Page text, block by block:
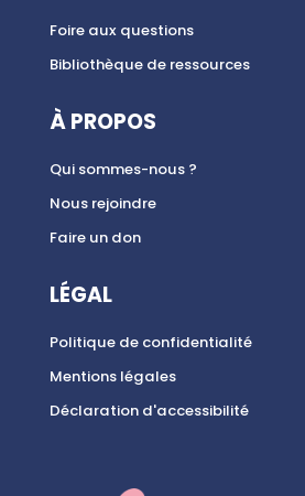
Foire aux questions
Bibliothèque de ressources
À PROPOS
Qui sommes-nous ?
Nous rejoindre
Faire un don
LÉGAL
Politique de confidentialité
Mentions légales
Déclaration d'accessibilité